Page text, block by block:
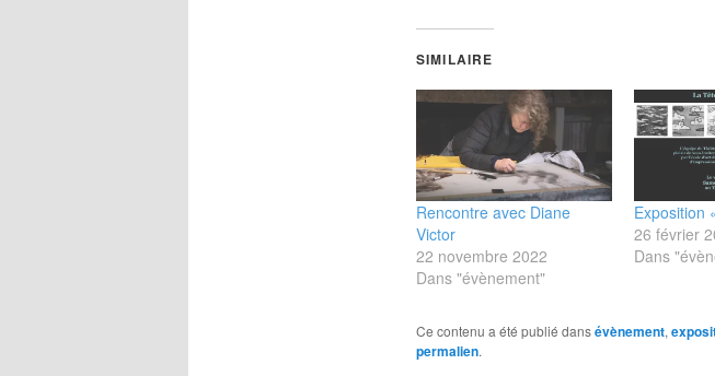
SIMILAIRE
Rencontre avec Diane
Victor
22 novembre 2022
Dans "évènement"
Exposition
26 février
Dans
Ce contenu a été publié dansévènement,
permalien.